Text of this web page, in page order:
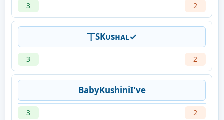
3 2
丅SKᴜsʜᴀʟ✓
3 2
BabyKushiniI’ve
3 2